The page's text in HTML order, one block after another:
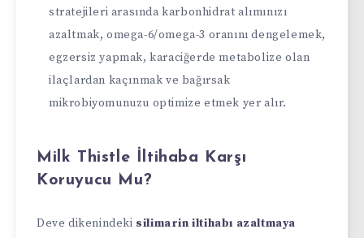
stratejileri arasında karbonhidrat alımınızı
azaltmak, omega-6/omega-3 oranını dengelemek,
egzersiz yapmak, karaciğerde metabolize olan
ilaçlardan kaçınmak ve bağırsak
mikrobiyomunuzu optimize etmek yer alır.
Milk Thistle İltihaba Karşı
Koruyucu Mu?
Deve dikenindeki silimarin iltihabı azaltmaya